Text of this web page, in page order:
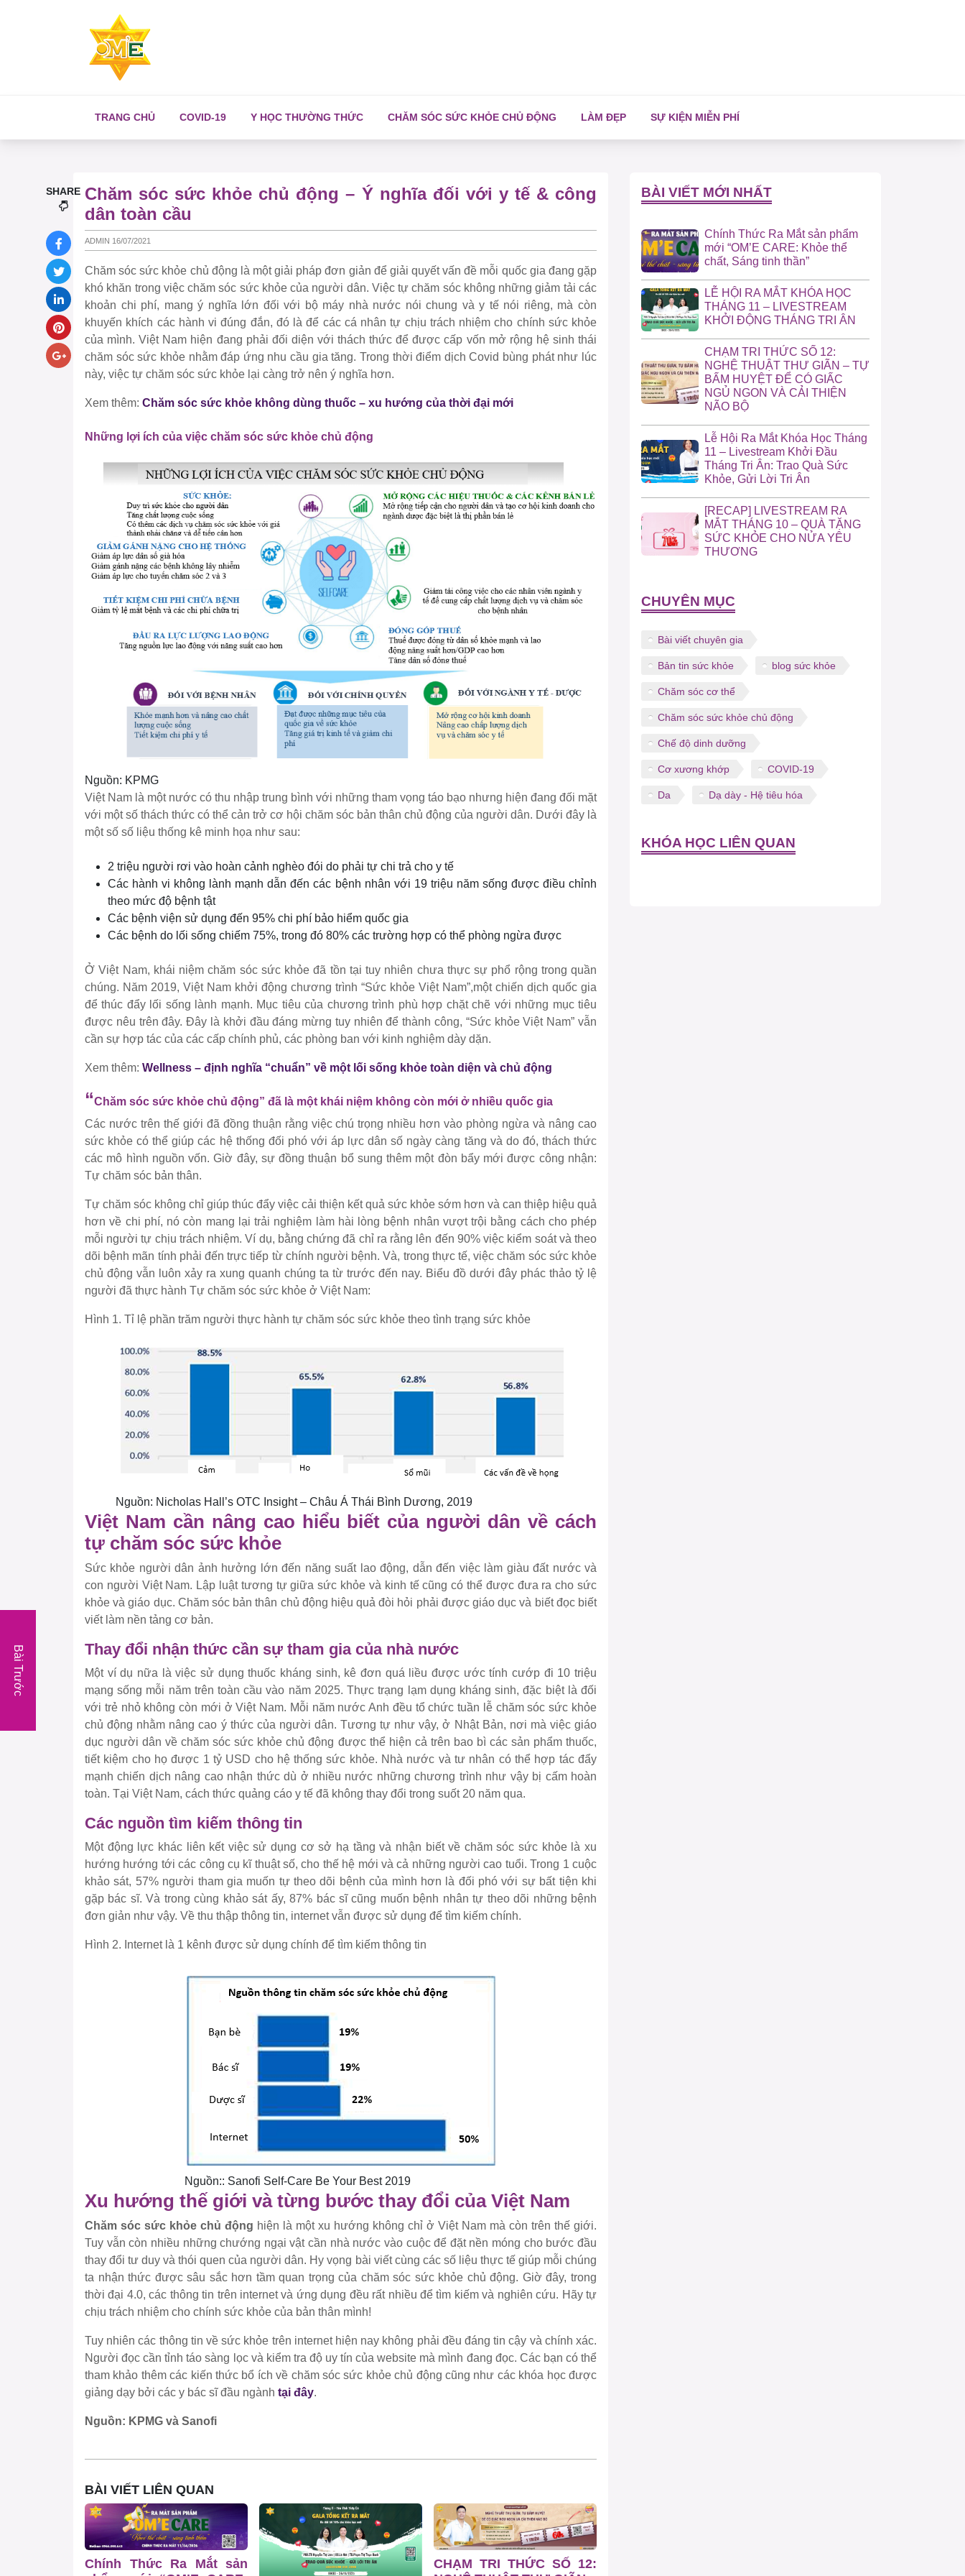
TRANG CHỦ COVID-19 Y HỌC THƯỜNG THỨC CHĂM SÓC SỨC KHỎE CHỦ ĐỘNG LÀM ĐẸP SỰ KIỆN MIỄN PHÍ
Chăm sóc sức khỏe chủ động – Ý nghĩa đối với y tế & công
dân toàn cầu
ADMIN 16/07/2021
Chăm sóc sức khỏe chủ động là một giải pháp đơn giản để giải quyết vấn đề mỗi quốc gia đang gặp
khó khăn trong việc chăm sóc sức khỏe của người dân. Việc tự chăm sóc không những giảm tải các
khoản chi phí, mang ý nghĩa lớn đối với bộ máy nhà nước nói chung và y tế nói riêng, mà còn
khuyến khích các hành vi đúng đắn, đó là để các cá nhân tự chịu trách nhiệm cho chính sức khỏe
của mình. Việt Nam hiện đang phải đối diện với thách thức để được cấp vốn mở rộng hệ sinh thái
chăm sóc sức khỏe nhằm đáp ứng nhu cầu gia tăng. Trong thời điểm dịch Covid bùng phát như lúc
này, việc tự chăm sóc sức khỏe lại càng trở nên ý nghĩa hơn.
Xem thêm: Chăm sóc sức khỏe không dùng thuốc – xu hướng của thời đại mới
Những lợi ích của việc chăm sóc sức khỏe chủ động
Nguồn: KPMG
Việt Nam là một nước có thu nhập trung bình với những tham vọng táo bạo nhưng hiện đang đối mặt
với một số thách thức có thể cản trở cơ hội chăm sóc bản thân chủ động của người dân. Dưới đây là
một số số liệu thống kê minh họa như sau:
2 triệu người rơi vào hoàn cảnh nghèo đói do phải tự chi trả cho y tế
Các hành vi không lành mạnh dẫn đến các bệnh nhân với 19 triệu năm sống được điều chỉnh
theo mức độ bệnh tật
Các bệnh viện sử dụng đến 95% chi phí bảo hiểm quốc gia
Các bệnh do lối sống chiếm 75%, trong đó 80% các trường hợp có thể phòng ngừa được
Ở Việt Nam, khái niệm chăm sóc sức khỏe đã tồn tại tuy nhiên chưa thực sự phổ rộng trong quần
chúng. Năm 2019, Việt Nam khởi động chương trình “Sức khỏe Việt Nam”,một chiến dịch quốc gia
để thúc đẩy lối sống lành mạnh. Mục tiêu của chương trình phù hợp chặt chẽ với những mục tiêu
được nêu trên đây. Đây là khởi đầu đáng mừng tuy nhiên để thành công, “Sức khỏe Việt Nam” vẫn
cần sự hợp tác của các cấp chính phủ, các phòng ban với kinh nghiệm dày dặn.
Xem thêm: Wellness – định nghĩa “chuẩn” về một lối sống khỏe toàn diện và chủ động
“Chăm sóc sức khỏe chủ động” đã là một khái niệm không còn mới ở nhiều quốc gia
Các nước trên thế giới đã đồng thuận rằng việc chú trọng nhiều hơn vào phòng ngừa và nâng cao
sức khỏe có thể giúp các hệ thống đối phó với áp lực dân số ngày càng tăng và do đó, thách thức
các mô hình nguồn vốn. Giờ đây, sự đồng thuận bổ sung thêm một đòn bẩy mới được công nhận:
Tự chăm sóc bản thân.
Tự chăm sóc không chỉ giúp thúc đẩy việc cải thiện kết quả sức khỏe sớm hơn và can thiệp hiệu quả
hơn về chi phí, nó còn mang lại trải nghiệm làm hài lòng bệnh nhân vượt trội bằng cách cho phép
mỗi người tự chịu trách nhiệm. Ví dụ, bằng chứng đã chỉ ra rằng lên đến 90% việc kiểm soát và theo
dõi bệnh mãn tính phải đến trực tiếp từ chính người bệnh. Và, trong thực tế, việc chăm sóc sức khỏe
chủ động vẫn luôn xảy ra xung quanh chúng ta từ trước đến nay. Biểu đồ dưới đây phác thảo tỷ lệ
người đã thực hành Tự chăm sóc sức khỏe ở Việt Nam:
Hình 1. Tỉ lệ phần trăm người thực hành tự chăm sóc sức khỏe theo tình trạng sức khỏe
Nguồn: Nicholas Hall’s OTC Insight – Châu Á Thái Bình Dương, 2019
Việt Nam cần nâng cao hiểu biết của người dân về cách
tự chăm sóc sức khỏe
Sức khỏe người dân ảnh hưởng lớn đến năng suất lao động, dẫn đến việc làm giàu đất nước và
con người Việt Nam. Lập luật tương tự giữa sức khỏe và kinh tế cũng có thể được đưa ra cho sức
khỏe và giáo dục. Chăm sóc bản thân chủ động hiệu quả đòi hỏi phải được giáo dục và biết đọc biết
viết làm nền tảng cơ bản.
Thay đổi nhận thức cần sự tham gia của nhà nước
Một ví dụ nữa là việc sử dụng thuốc kháng sinh, kê đơn quá liều được ước tính cướp đi 10 triệu
mạng sống mỗi năm trên toàn cầu vào năm 2025. Thực trạng lạm dụng kháng sinh, đặc biệt là đối
với trẻ nhỏ không còn mới ở Việt Nam. Mỗi năm nước Anh đều tổ chức tuần lễ chăm sóc sức khỏe
chủ động nhằm nâng cao ý thức của người dân. Tương tự như vậy, ở Nhật Bản, nơi mà việc giáo
dục người dân về chăm sóc sức khỏe chủ động được thể hiện cả trên bao bì các sản phẩm thuốc,
tiết kiệm cho họ được 1 tỷ USD cho hệ thống sức khỏe. Nhà nước và tư nhân có thể hợp tác đẩy
mạnh chiến dịch nâng cao nhận thức dù ở nhiều nước những chương trình như vậy bị cấm hoàn
toàn. Tại Việt Nam, cách thức quảng cáo y tế đã không thay đổi trong suốt 20 năm qua.
Các nguồn tìm kiếm thông tin
Một động lực khác liên kết việc sử dụng cơ sở hạ tầng và nhận biết về chăm sóc sức khỏe là xu
hướng hướng tới các công cụ kĩ thuật số, cho thế hệ mới và cả những người cao tuổi. Trong 1 cuộc
khảo sát, 57% người tham gia muốn tự theo dõi bệnh của mình hơn là đối phó với sự bất tiện khi
gặp bác sĩ. Và trong cùng khảo sát ấy, 87% bác sĩ cũng muốn bệnh nhân tự theo dõi những bệnh
đơn giản như vậy. Về thu thập thông tin, internet vẫn được sử dụng để tìm kiếm chính.
Hình 2. Internet là 1 kênh được sử dụng chính để tìm kiếm thông tin
Nguồn:: Sanofi Self-Care Be Your Best 2019
Xu hướng thế giới và từng bước thay đổi của Việt Nam
Chăm sóc sức khỏe chủ động hiện là một xu hướng không chỉ ở Việt Nam mà còn trên thế giới.
Tuy vẫn còn nhiều những chướng ngại vật cần nhà nước vào cuộc để đặt nền móng cho bước đầu
thay đổi tư duy và thói quen của người dân. Hy vọng bài viết cùng các số liệu thực tế giúp mỗi chúng
ta nhận thức được sâu sắc hơn tầm quan trọng của chăm sóc sức khỏe chủ động. Giờ đây, trong
thời đại 4.0, các thông tin trên internet và ứng dụng đều rất nhiều để tìm kiếm và nghiên cứu. Hãy tự
chịu trách nhiệm cho chính sức khỏe của bản thân mình!
Tuy nhiên các thông tin về sức khỏe trên internet hiện nay không phải đều đáng tin cậy và chính xác.
Người đọc cần tỉnh táo sàng lọc và kiểm tra độ uy tín của website mà mình đang đọc. Các bạn có thể
tham khảo thêm các kiến thức bổ ích về chăm sóc sức khỏe chủ động cũng như các khóa học được
giảng dạy bởi các y bác sĩ đầu ngành tại đây.
Nguồn: KPMG và Sanofi
SHARE
BÀI VIẾT LIÊN QUAN
Chính Thức Ra Mắt sản
CHẠM TRI THỨC SỐ 12:
BÀI VIẾT MỚI NHẤT
Chính Thức Ra Mắt sản phẩm
mới “OM’E CARE: Khỏe thể
chất, Sáng tinh thần”
LỄ HỘI RA MẮT KHÓA HỌC
THÁNG 11 – LIVESTREAM
KHỞI ĐỘNG THÁNG TRI ÂN
CHẠM TRI THỨC SỐ 12:
NGHỆ THUẬT THƯ GIÃN – TỰ
BẤM HUYỆT ĐỂ CÓ GIẤC
NGỦ NGON VÀ CẢI THIỆN
NÃO BỘ
Lễ Hội Ra Mắt Khóa Học Tháng
11 – Livestream Khởi Đầu
Tháng Tri Ân: Trao Quà Sức
Khỏe, Gửi Lời Tri Ân
[RECAP] LIVESTREAM RA
MẮT THÁNG 10 – QUÀ TẶNG
SỨC KHỎE CHO NỬA YÊU
THƯƠNG
CHUYÊN MỤC
Bài viết chuyên gia
Bản tin sức khỏe blog sức khỏe
Chăm sóc cơ thể
Chăm sóc sức khỏe chủ động
Chế độ dinh dưỡng
Cơ xương khớp COVID-19
Da Dạ dày - Hệ tiêu hóa
KHÓA HỌC LIÊN QUAN
Bài Trước